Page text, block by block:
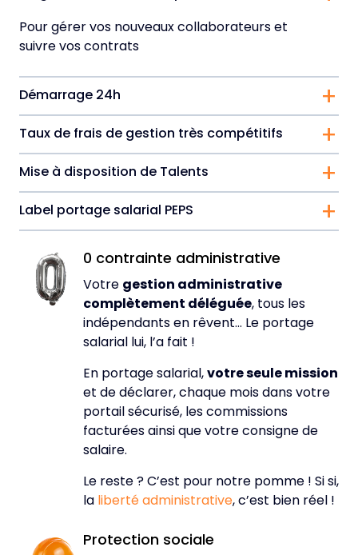
Pour gérer vos nouveaux collaborateurs et
suivre vos contrats
Démarrage 24h
Taux de frais de gestion très compétitifs
Mise à disposition de Talents
Label portage salarial PEPS
0 contrainte administrative
Votre gestion administrative
complètement déléguée, tous les
indépendants en rêvent… Le portage
salarial lui, l’a fait !
En portage salarial,votre seule mission
et de déclarer, chaque mois dans votre
portail sécurisé, les commissions
facturées ainsi que votre consigne de
salaire.
Le reste ? C’est pour notre pomme ! Si si,
la liberté administrative, c’est bien réel !
Protection sociale